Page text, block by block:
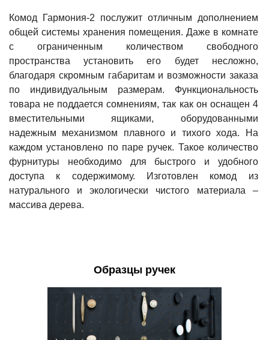
Комод Гармония-2 послужит отличным дополнением
общей системы хранения помещения. Даже в комнате
с ограниченным количеством свободного
пространства установить его будет несложно,
благодаря скромным габаритам и возможности заказа
по индивидуальным размерам. Функциональность
товара не поддается сомнениям, так как он оснащен 4
вместительными ящиками, оборудованными
надежным механизмом плавного и тихого хода. На
каждом установлено по паре ручек. Такое количество
фурнитуры необходимо для быстрого и удобного
доступа к содержимому. Изготовлен комод из
натурального и экологически чистого материала –
массива дерева.
Образцы ручек